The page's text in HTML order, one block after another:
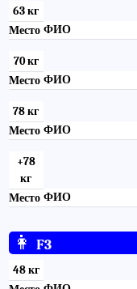
63 кг
Место ФИО
70 кг
Место ФИО
78 кг
Место ФИО
+78
кг
Место ФИО
👩 F3
48 кг